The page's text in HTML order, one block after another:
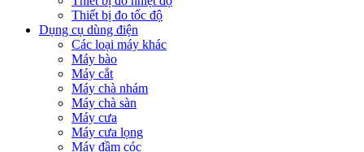
Thiết bị đo tốc độ
Dụng cụ dùng điện
Các loại máy khác
Máy bào
Máy cắt
Máy chà nhám
Máy chà sàn
Máy cưa
Máy cưa lọng
Máy đầm cóc